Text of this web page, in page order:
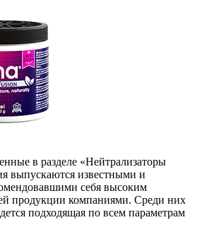
в разделе «Нейтрализаторы
выпускаются известными и
себя высоким
продукции компаниями. Среди них
подходящая по всем параметрам